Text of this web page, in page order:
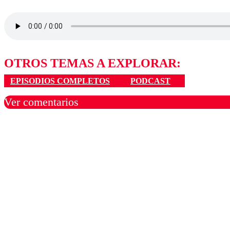
OTROS TEMAS A EXPLORAR:
EPISODIOS COMPLETOS PODCAST
Ver comentarios